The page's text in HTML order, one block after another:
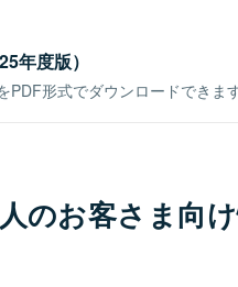
年度版）
形式でダウンロードできます
のお客さま向